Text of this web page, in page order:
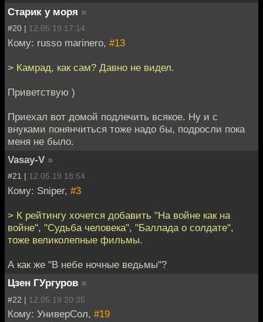
Старик у моря »
#20 | 12.05.19 17:14
Кому: russo marinero, #13
> Камрад, как сам? Давно не видел.
Приветствую )
Приехал вот домой подлечить всякое. Ну и с
внуками понянчиться тоже надо бы, подросли пока
меня не было.
Vasay-V »
#21 | 12.05.19 18:54
Кому: Sniper, #3
> К рейтингу хочется добавить "На войне как на
войне", "Судьба человека", "Баллада о солдате",
тоже великолепные фильмы.
А как же "В небе ночные ведьмы"?
Цзен ГУргуров »
#22 | 12.05.19 20:35
Кому: УниверСол, #19